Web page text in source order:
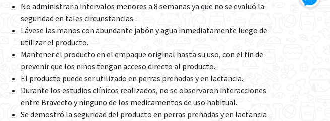
No administrar a intervalos menores a 8 semanas ya que no se evaluó la
seguridad en tales circunstancias.
Lávese las manos con abundante jabón y agua inmediatamente luego de
utilizar el producto.
Mantener el producto en el empaque original hasta su uso, con el fin de
prevenir que los niños tengan acceso directo al producto.
El producto puede ser utilizado en perras preñadas y en lactancia.
Durante los estudios clínicos realizados, no se observaron interacciones
entre Bravecto y ninguno de los medicamentos de uso habitual.
Se demostró la seguridad del producto en perras preñadas y en lactancia